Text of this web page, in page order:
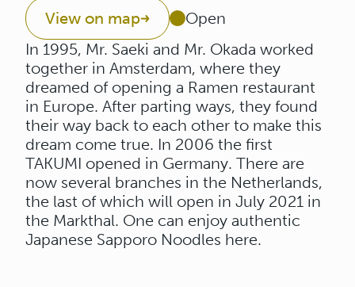
View on map
Open
In 1995, Mr. Saeki and Mr. Okada worked
together in Amsterdam, where they
dreamed of opening a Ramen restaurant
in Europe. After parting ways, they found
their way back to each other to make this
dream come true. In 2006 the first
TAKUMI opened in Germany. There are
now several branches in the Netherlands,
the last of which will open in July 2021 in
the Markthal. One can enjoy authentic
Japanese Sapporo Noodles here.